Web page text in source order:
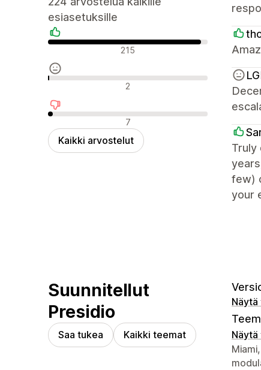
esiasetuksille
Positiiviset arvostelut
215
Neutraalit arvostelut
2
Negatiiviset arvostelut
7
Kaikki arvostelut
Truly
few)
your
Suunnitellut
Presidio
Saa tukea Kaikki teemat